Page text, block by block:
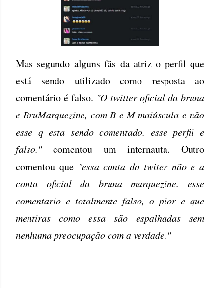
Mas segundo alguns fãs da atriz o perfil que
está sendo utilizado como resposta ao
comentário é falso. "O twitter oficial da bruna
e BruMarquezine, com B e M maiúscula e não
esse q esta sendo comentado. esse perfil e
falso."comentou um internauta. Outro
comentou que "essa conta do twiter não e a
conta oficial da bruna marquezine. esse
comentario e totalmente falso, o pior e que
mentiras como essa são espalhadas sem
nenhuma preocupação com a verdade."